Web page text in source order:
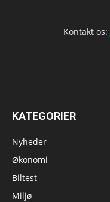
Kontakt os:
KATEGORIER
Nyheder
Økonomi
Biltest
Miljø